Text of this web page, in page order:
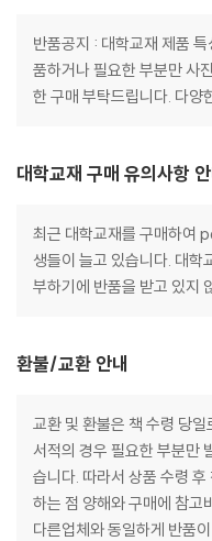
반품공지 : 대학교재 제품
품하거나 필요한 부분만 사
한 구매 부탁드립니다. 다양
대학교재 구매 유의사항 안
최근 대학교재를 구매하여
생들이 늘고 있습니다. 대
부하기에 반품을 받고 있지
환불/교환 안내
교환 및 환불은 책 수령 당
서적의 경우 필요한 부분만
습니다. 따라서 상품 수령
하는 점 양해와 구매에 참고
다른업체와 동일하게 반품